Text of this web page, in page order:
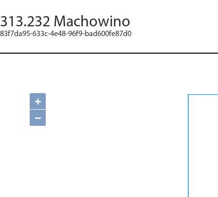
313.232 Machowino
83f7da95-633c-4e48-96f9-bad600fe87d0
+
−